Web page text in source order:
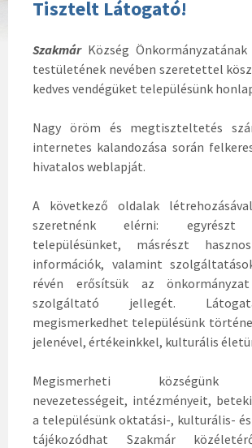
Tisztelt Látogató!
Szakmár Község
testületének nevében szeretettel
kedves vendégüket településünk
Nagy öröm és megtiszteltetés
internetes kalandozása során
hivatalos weblapját.
A következő oldalak
szeretnénk elérni: egyrészt
településünket, másrészt
információk, valamint
révén erősítsük az
szolgáltató jellegét.
megismerkedhet településünk
jelenével, értékeinkkel, kulturális
Megismerheti községünk
nevezetességeit, intézményeit,
a településünk oktatási-, kulturális-
tájékozódhat Szakmár